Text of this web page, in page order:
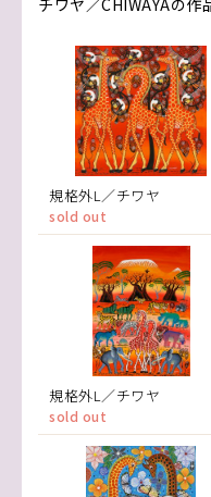
チワヤ／CHIWAYAの作
規格外L／チワヤ
sold out
規格外L／チワヤ
sold out